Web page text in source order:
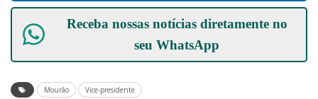
Receba nossas notícias diretamente no
seuWhatsApp
Mourão Vice-presidente